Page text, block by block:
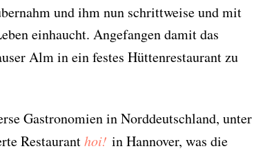
und ihm nun schrittweise und mit
einhaucht. Angefangen damit das
Alm in ein festes Hüttenrestaurant zu
Gastronomien in Norddeutschland, unter
Restauranthoi! in Hannover, was die